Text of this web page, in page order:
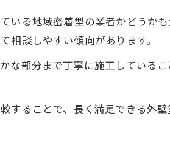
いる地域密着型の業者かどうか
相談しやすい傾向があります。
な部分まで丁寧に施工している
ることで、長く満足できる外壁